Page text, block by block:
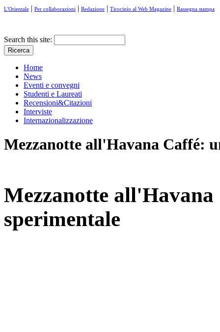
L'Orientale | Per collaborazioni | Redazione | Tirocinio al Web Magazine | Rassegna stampa
Search this site:
Home
News
Eventi e convegni
Studenti e Laureati
Recensioni&Citazioni
Interviste
Internazionalizzazione
Mezzanotte all'Havana Caffé:
Mezzanotte
sperimentale